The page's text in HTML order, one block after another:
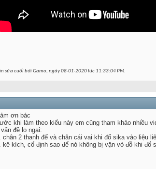
sửa cuối bởi Gamo, ngày 08-01-2020 lúc 11:33:04 PM.
ơn bác
khi làm theo kiểu này em cũng tham khảo nhiều
vấn đề lo ngại:
chân 2 thanh đế và chân cái vai khi đổ sika vào liệu
kê kích, cố định sao để nó không bị vặn vỏ đỗ khi